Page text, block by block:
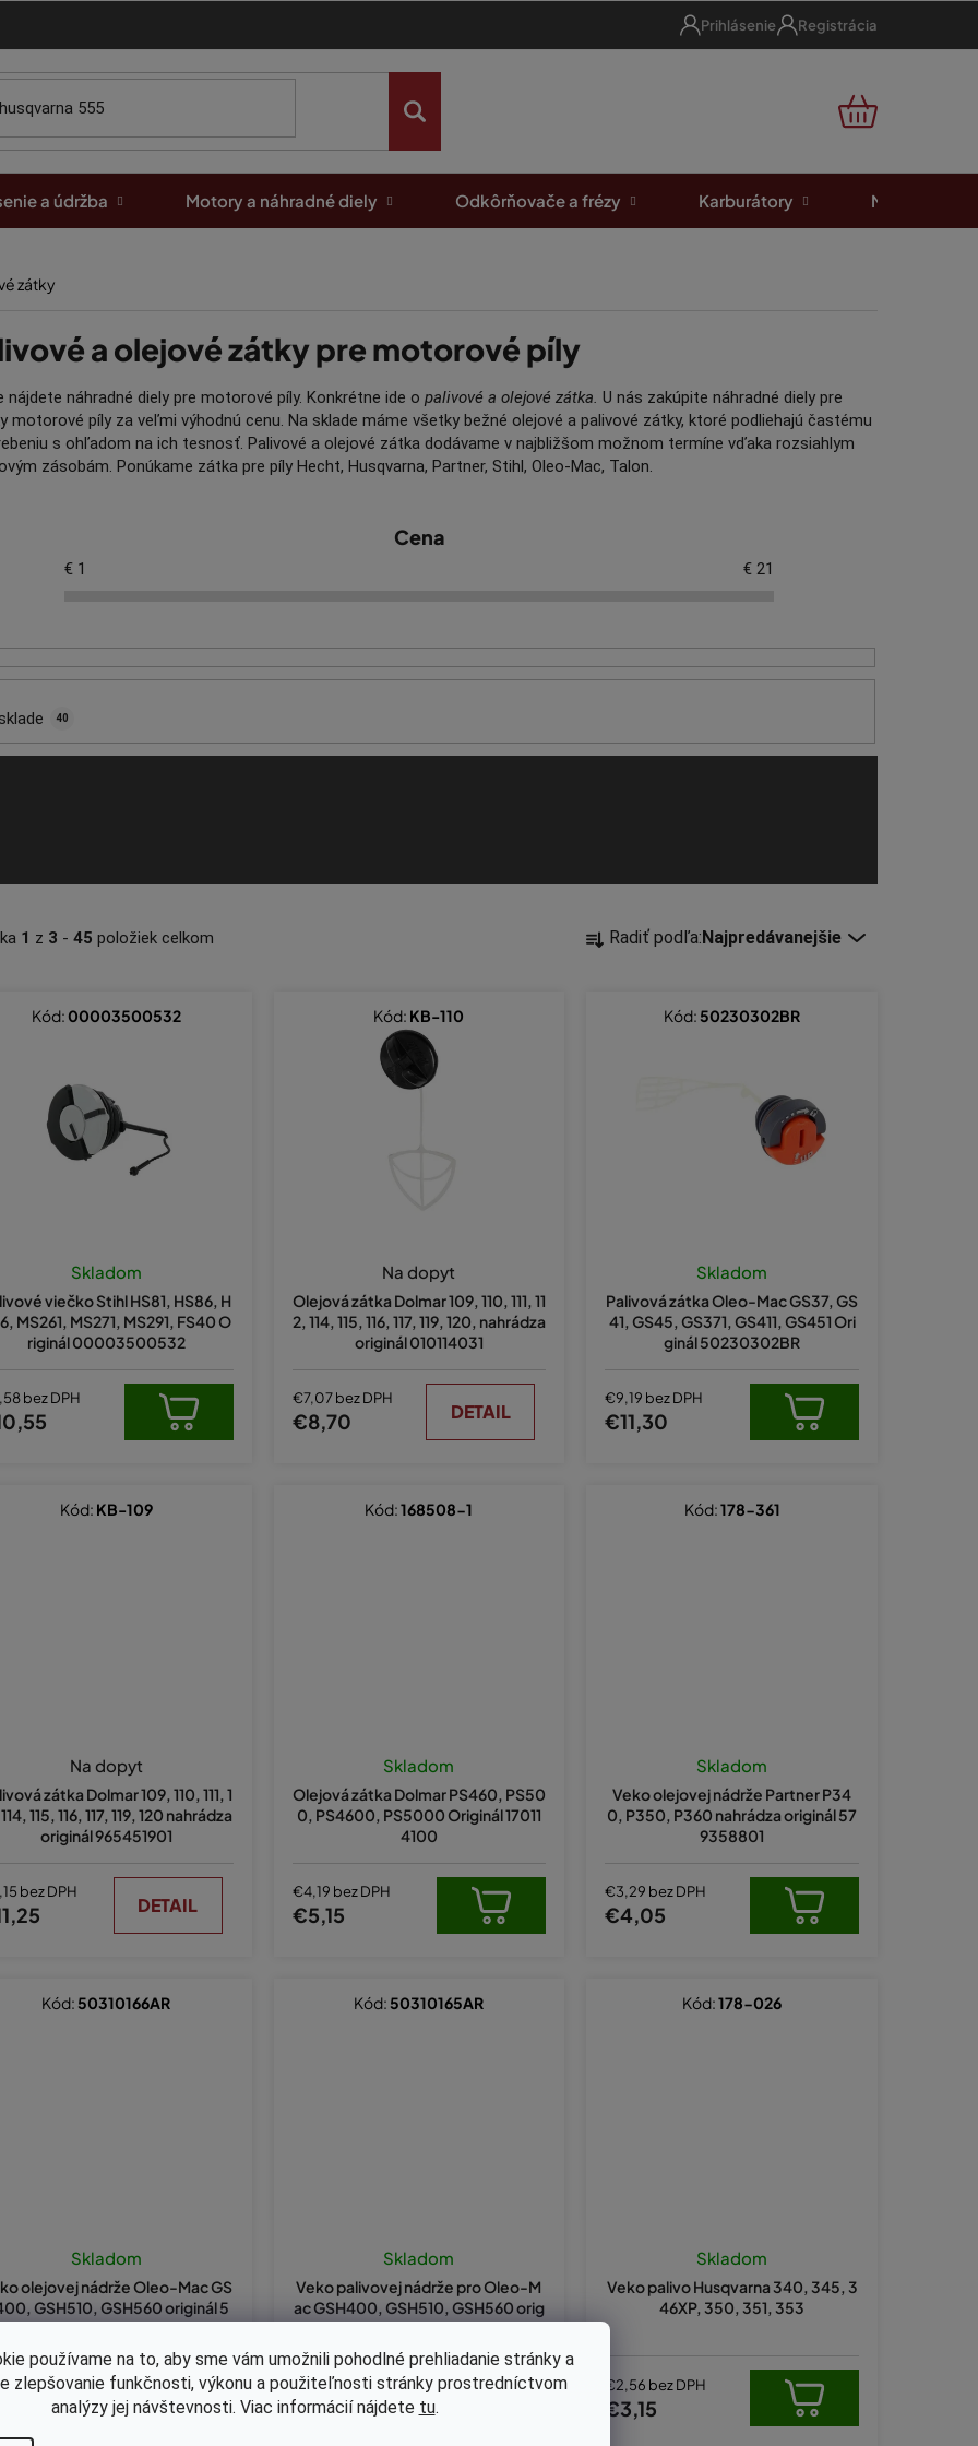
používame na to, aby sme vám umožnili pohodlné prehliadanie stránky a
zlepšovanie funkčnosti, výkonu a použiteľnosti stránky prostredníctvom
analýzy jej návštevnosti. Viac informácií nájdete tu.
Prihlásenie Registrácia
NÁKUPNÝ
a údržba Motory a náhradné diely Odkôrňovače a frézy Karburátory Motorové
zátky
a olejové zátky pre motorové píly
nájdete náhradné diely pre motorové píly. Konkrétne ide o palivové a olejové zátka. U nás zakúpite náhradné diely pre
motorové píly za veľmi výhodnú cenu. Na sklade máme všetky bežné olejové a palivové zátky, ktoré podliehajú častému
s ohľadom na ich tesnosť. Palivové a olejové zátka dodávame v najbližšom možnom termíne vďaka rozsiahlym
zásobám. Ponúkame zátka pre píly Hecht, Husqvarna, Partner, Stihl, Oleo-Mac, Talon.
1 z 3 - 45 položiek celkom
R
a Radiť podľa:Najpredávanejšie
Cena
€ 1 € 21
40
viečko Stihl HS81, HS86, H
MS261, MS271, MS291, FS40 O
riginál 00003500532
Skladom
bez DPH
Kód:00003500532
Olejová zátka Dolmar 109, 110, 111, 11
2, 114, 115, 116, 117, 119, 120, nahrádza
originál 010114031
Na dopyt
€7,07 bez DPH
€8,70 DETAIL
Kód: KB-110
Palivová zátka Oleo-Mac GS37, GS
41, GS45, GS371, GS411, GS451 Ori
ginál 50230302BR
Skladom
€9,19 bez DPH
€11,30
Kód: 50230302BR
zátka Dolmar 109, 110, 111, 1
115, 116, 117, 119, 120 nahrádza
originál 965451901
Na dopyt
bez DPH
DETAIL
Kód: KB-109
Olejová zátka Dolmar PS460, PS50
0, PS4600, PS5000 Originál 17011
4100
Skladom
€4,19 bez DPH
€5,15
Kód:168508-1
Veko olejovej nádrže Partner P34
0, P350, P360 nahrádza originál 57
9358801
Skladom
€3,29 bez DPH
€4,05
Kód:178-361
olejovej nádrže Oleo-Mac GS
GSH510, GSH560 originál 5
Skladom
bez DPH
Kód: 50310166AR
Veko palivovej nádrže pro Oleo-M
ac GSH400, GSH510, GSH560 orig
Skladom
€3,13 bez DPH
€3,85
Kód: 50310165AR
Veko palivo Husqvarna 340, 345, 3
46XP, 350, 351, 353
Skladom
€2,56 bez DPH
€3,15
Kód:178-026